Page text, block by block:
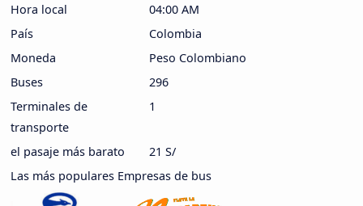
Hora local
04:00 AM
País
Colombia
Moneda
Peso Colombiano
Buses
296
Terminales de
transporte
1
el pasaje más barato
21 S/
Las más populares Empresas de bus